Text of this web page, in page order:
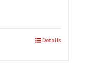
Details